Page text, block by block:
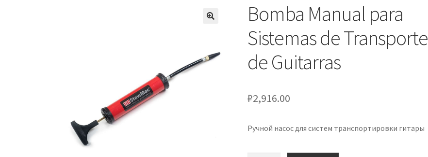
Bomba Manual para
Sistemas de Transporte
de Guitarras
₽2,916.00
Ручной насос для систем транспортировки гитары